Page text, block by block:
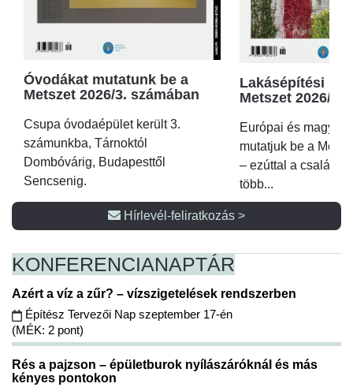
Óvodákat mutatunk be a
Metszet 2026/3. számában
Csupa óvodaépület került 3.
számunkba, Tárnoktól
Dombóvárig, Budapesttől
Sencsenig.
Lakásépítési
Metszet 2026/2.
Európai és magyar
mutatjuk be a
– ezúttal a családi
több...
Hírlevél-feliratkozás >
KONFERENCIANAPTÁR
Azért a víz a zűr? – vízszigetelések rendszerben
Építész Tervezői Nap szeptember 17-én
(MÉK: 2 pont)
Rés a pajzson – épületburok nyílászáróknál és más
kényes pontokon